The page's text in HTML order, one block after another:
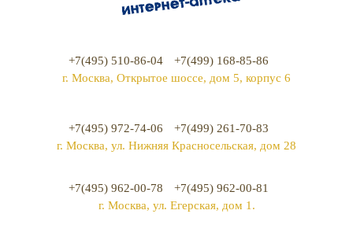
+7(495) 510-86-04
+7(499) 168-85-86
г. Москва, Открытое шоссе, дом 5, корпус 6
+7(495) 972-74-06
+7(499) 261-70-83
г. Москва, ул. Нижняя Красносельская, дом 28
+7(495) 962-00-78
+7(495) 962-00-81
г. Москва, ул. Егерская, дом 1.